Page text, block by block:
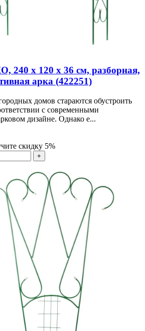
240 х 120 х 36 см, разборная,
арка (422251)
домов стараются обустроить
с современными
дизайне. Однако е...
скидку 5%
+